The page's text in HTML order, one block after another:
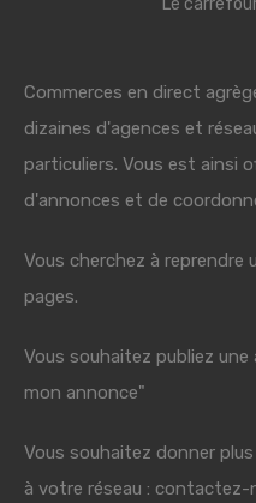
Le
Commerces en direct
dizaines d'agences et
particuliers. Vous est ainsi
d'annonces et de
Vous cherchez à reprendre
pages.
Vous souhaitez publiez
mon annonce"
Vous souhaitez donner
à votre réseau : contactez-